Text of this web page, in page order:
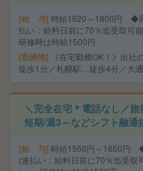
給 与 時給1620～1800円 ◆
払い：給料日前に70％迄受取可
研修時は時給1500円
勤務地
《在宅勤務OK！》出社
徒歩1分／札幌駅…徒歩4分／大
＼完全在宅＊電話なし／
短期/週3～などシフト融通
給 与 時給1550円～1650円
(速払い：給料日前に70％迄受取